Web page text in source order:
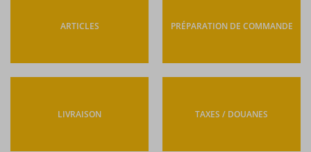
ARTICLES PRÉPARATION DE COMMANDE
LIVRAISON TAXES / DOUANES